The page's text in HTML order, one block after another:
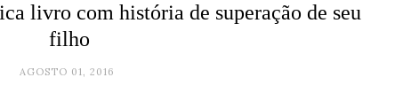
livro com história de superação de seu
filho
AGOSTO 01, 2016